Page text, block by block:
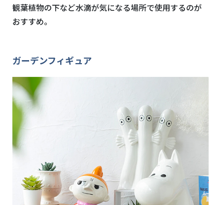
観葉植物の下など水滴が気になる場所で使用するのが
おすすめ。
ガーデンフィギュア